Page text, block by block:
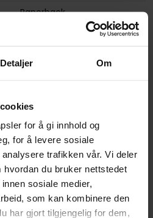
Detaljer Om
for å gi innhold og
for å levere sosiale
trafikken vår. Vi deler
du bruker nettstedet
sosiale medier,
som kan kombinere den
har gjort tilgjengelig for dem,
Paperback
og
Cameron Stewart
Fiction
Cameron Stewart, Babs
Tarr
160
Image Comics
05.06.2018